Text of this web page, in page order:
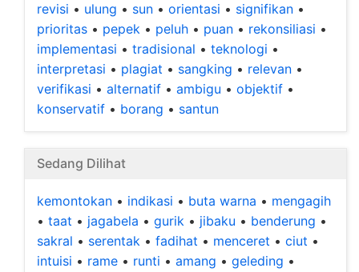
revisi • ulung • sun • orientasi • signifikan •
prioritas • pepek • peluh • puan • rekonsiliasi •
implementasi • tradisional • teknologi •
interpretasi • plagiat • sangking • relevan •
verifikasi • alternatif • ambigu • objektif •
konservatif • borang • santun
Sedang Dilihat
kemontokan • indikasi • buta warna • mengagih
• taat • jagabela • gurik • jibaku • benderung •
sakral • serentak • fadihat • menceret • ciut •
intuisi • rame • runti • amang • geleding •